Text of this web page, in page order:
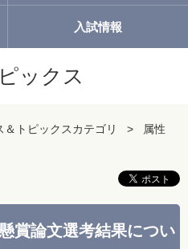
入試情報
ックス
＆トピックスカテゴリ
属性
賞論文選考結果につい